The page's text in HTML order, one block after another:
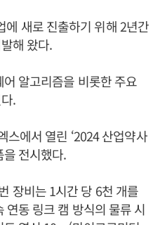
새로 진출하기 위해 2년간
해 왔다.
알고리즘을 비롯한 주요
.
스에서 열린 ‘2024 산업약사
을 전시했다.
장비는 1시간 당 6천 개를
연동 링크 캠 방식의 물류 시